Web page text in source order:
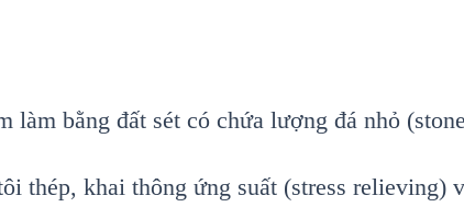
bằng đất sét có chứa lượng đá nhỏ
thép, khai thông ứng suất (stress